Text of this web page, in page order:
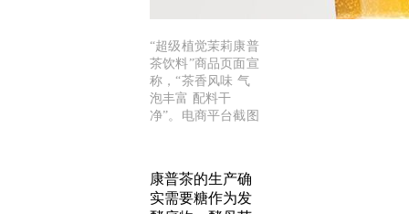
“超级植觉茉莉康普
茶饮料”商品页面宣
称，“茶香风味 气
泡丰富 配料干
净”。电商平台截图
康普茶的生产确
实需要糖作为发